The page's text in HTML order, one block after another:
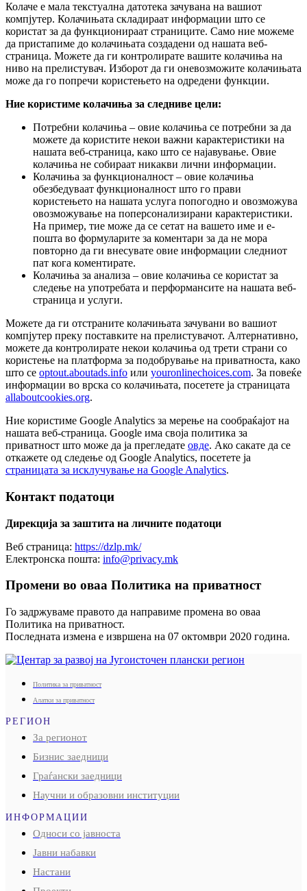
Колаче е мала текстуална датотека зачувана на вашиот
компјутер. Колачињата складираат информации што се
користат за да функционираат страниците. Само ние можеме
да пристапиме до колачињата создадени од нашата веб-
страница. Можете да ги контролирате вашите колачиња на
ниво на прелистувач. Изборот да ги оневозможите колачињата
може да го попречи користењето на одредени функции.
Ние користиме колачиња за следниве цели:
Потребни колачиња – овие колачиња се потребни за да
можете да користите некои важни карактеристики на
нашата веб-страница, како што се најавување. Овие
колачиња не собираат никакви лични информации.
Колачиња за функционалност – овие колачиња
обезбедуваат функционалност што го прави
користењето на нашата услуга попогодно и овозможува
овозможување на поперсонализирани карактеристики.
На пример, тие може да се сетат на вашето име и е-
пошта во формуларите за коментари за да не мора
повторно да ги внесувате овие информации следниот
пат кога коментирате.
Колачиња за анализа – овие колачиња се користат за
следење на употребата и перформансите на нашата веб-
страница и услуги.
Можете да ги отстраните колачињата зачувани во вашиот
компјутер преку поставките на прелистувачот. Алтернативно,
можете да контролирате некои колачиња од трети страни со
користење на платформа за подобрување на приватноста, како
што се optout.aboutads.info или youronlinechoices.com. За повеќе
информации во врска со колачињата, посетете ја страницата
allaboutcookies.org.
Ние користиме Google Analytics за мерење на сообраќајот на
нашата веб-страница. Google има своја политика за
приватност што може да ја прегледате овде. Ако сакате да се
откажете од следење од Google Analytics, посетете ја
страницата за исклучување на Google Analytics.
Контакт податоци
Дирекција за заштита на личните податоци
Веб страница: https://dzlp.mk/
Електронска пошта: info@privacy.mk
Промени во оваа Политика на приватност
Го задржуваме правото да направиме промена во оваа
Политика на приватност.
Последната измена е извршена на 07 октомври 2020 година.
Политика за приватност
Алатки за приватност
РЕГИОН
За регионот
Бизнис заедници
Граѓански заедници
Научни и образовни институции
ИНФОРМАЦИИ
Односи со јавноста
Јавни набавки
Настани